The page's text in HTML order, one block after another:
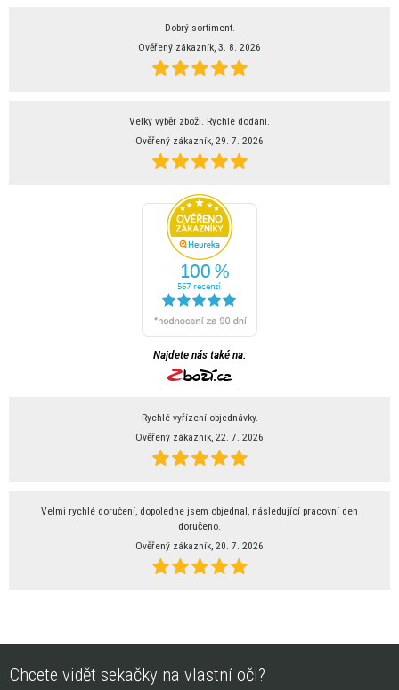
Dobrý sortiment.
Ověřený zákazník, 3. 8. 2026
Velký výběr zboží. Rychlé dodání.
Ověřený zákazník, 29. 7. 2026
Najdete nás také na:
Rychlé vyřízení objednávky.
Ověřený zákazník, 22. 7. 2026
Velmi rychlé doručení, dopoledne jsem objednal, následující pracovní den
doručeno.
Ověřený zákazník, 20. 7. 2026
Chcete vidět sekačky na vlastní oči?